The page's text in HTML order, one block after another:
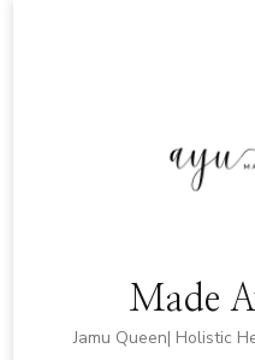
Made
Jamu Queen| Holistic